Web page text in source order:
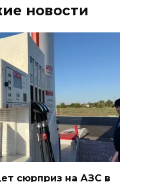
новости
сюрприз на АЗС в